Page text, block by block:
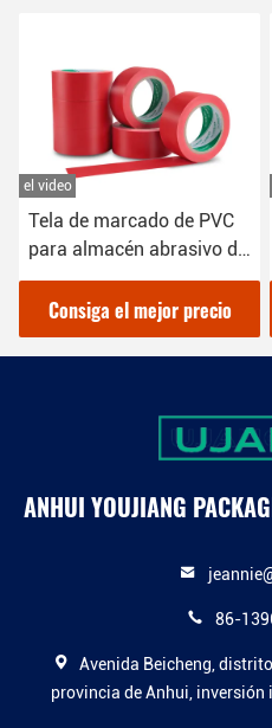
el video
Tela de marcado de PVC
para almacén abrasivo de
25 mm
Consiga el mejor precio
ANHUI YOUJIANG
86-
Avenida Beicheng,
provincia de Anhui,